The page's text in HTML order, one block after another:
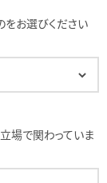
をお選びください
場で関わっていま